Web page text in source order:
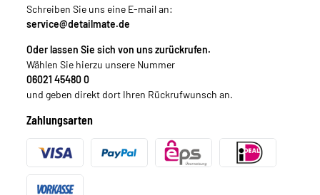
Schreiben Sie uns eine E-mail an:
service@detailmate.de
Oder lassen Sie sich von uns zurückrufen.
Wählen Sie hierzu unsere Nummer
06021 45480 0
und geben direkt dort Ihren Rückrufwunsch an.
Zahlungsarten